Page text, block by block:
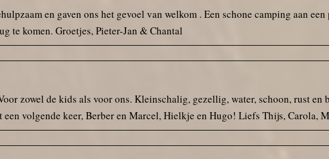
en gaven ons het gevoel van welkom . Een schone camping aan
te komen. Groetjes, Pieter-Jan & Chantal
zowel de kids als voor ons. Kleinschalig, gezellig, water, schoon, rust en
volgende keer, Berber en Marcel, Hielkje en Hugo! Liefs Thijs, Carola,